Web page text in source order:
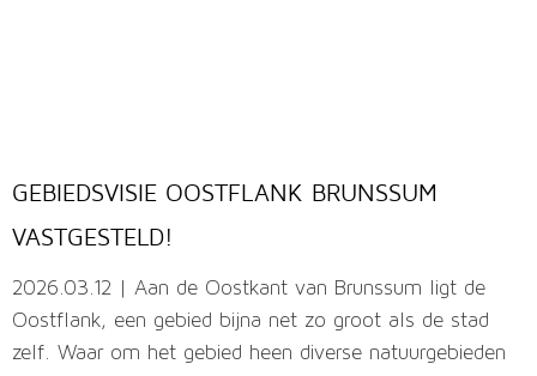
GEBIEDSVISIE OOSTFLANK BRUNSSUM
VASTGESTELD!
2026.03.12 | Aan de Oostkant van Brunssum ligt de
Oostflank, een gebied bijna net zo groot als de stad
zelf. Waar om het gebied heen diverse natuurgebieden